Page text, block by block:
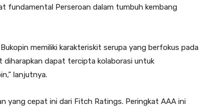
fundamental Perseroan dalam tumbuh kembang
memiliki karakteriskit serupa yang berfokus pada
diharapkan dapat tercipta kolaborasi untuk
lanjutnya.
yang cepat ini dari Fitch Ratings. Peringkat AAA ini